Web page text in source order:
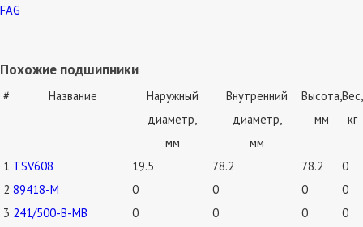
FAG
Похожие подшипники
# Название
Наружный
диаметр,
мм
Внутренний
диаметр,
мм
Высота,
мм
Вес,
кг
1 TSV608 19.5 78.2 78.2
0
2 89418-M 0 0 0
0
3 241/500-B-MB 0 0 0
0